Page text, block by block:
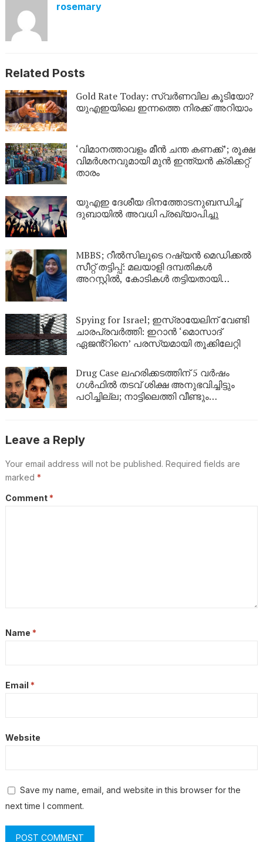
rosemary
Related Posts
Gold Rate Today: സ്വര്‍ണവില കൂടിയോ?
യുഎഇയിലെ ഇന്നത്തെ നിരക്ക് അറിയാം
‘വിമാനത്താവളം മീന്‍ ചന്ത കണക്ക്’; രൂക്ഷ
വിമര്‍ശനവുമായി മുന്‍ ഇന്ത്യന്‍ ക്രിക്കറ്റ്
താരം
യുഎഇ ദേശീയ ദിനത്തോടനുബന്ധിച്ച്
ദുബായിൽ അവധി പ്രഖ്യാപിച്ചു
MBBS; റീൽസിലൂടെ റഷ്യൻ മെഡിക്കൽ
സീറ്റ് തട്ടിപ്പ്: മലയാളി ദമ്പതികൾ
അറസ്റ്റിൽ, കോടികൾ തട്ടിയതായി
Spying for Israel; ഇസ്രായേലിന് വേണ്ടി
ചാരപ്രവർത്തി: ഇറാൻ ‘മൊസാദ്
ഏജൻ്റിനെ’ പരസ്യമായി തൂക്കിലേറ്റി
Drug Case ലഹരിക്കടത്തിന് 5 വർഷം
ഗൾഫിൽ തടവ് ശിക്ഷ അനുഭവിച്ചിട്ടും
പഠിച്ചില്ല; നാട്ടിലെത്തി വീണ്ടും
Leave a Reply
Your email address will not be published. Required fields are
marked *
Comment *
Name *
Email *
Website
Save my name, email, and website in this browser for the
next time I comment.